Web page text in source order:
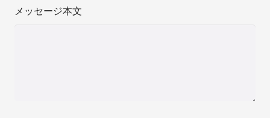
メッセージ本文